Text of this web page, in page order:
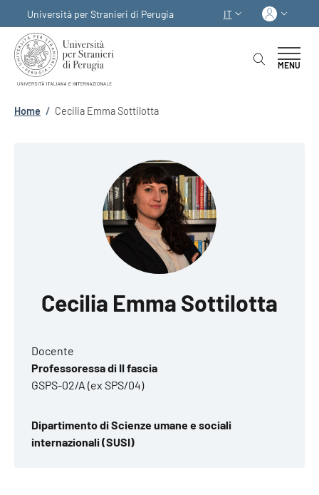
Università per Stranieri di Perugia
SELETTORE LINGUA:
IT
MENU
Briciole di pane
Home / Cecilia Emma Sottilotta
Cecilia Emma Sottilotta
Docente
Professoressa di II fascia
GSPS-02/A (ex SPS/04)
Dipartimento di Scienze umane e sociali
internazionali (SUSI)